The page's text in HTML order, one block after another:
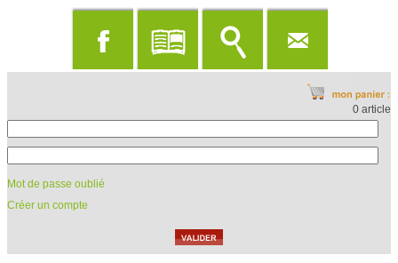
0 article
Mot de passe oublié
Créer un compte